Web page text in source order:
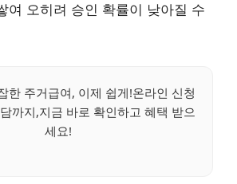
여 오히려 승인 확률이 낮아질 수
한 주거급여, 이제 쉽게!온라인 신청
까지,지금 바로 확인하고 혜택 받으
세요!